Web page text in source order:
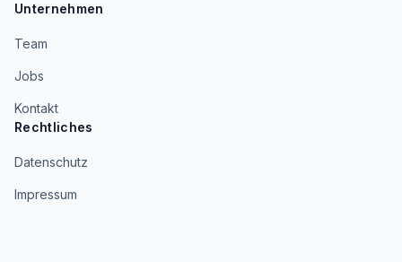
Unternehmen
Team
Jobs
Kontakt
Rechtliches
Datenschutz
Impressum